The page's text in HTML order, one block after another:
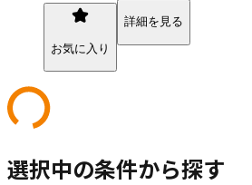
お気に入り
詳細を見る
選択中の条件から探す